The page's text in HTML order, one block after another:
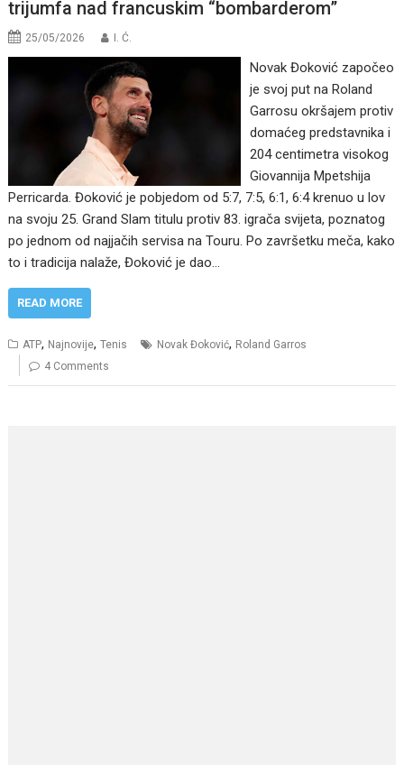
trijumfa nad francuskim “bombarderom”
25/05/2026 I. Ć.
Novak Đoković započeo
je svoj put na Roland
Garrosu okršajem protiv
domaćeg predstavnika i
204 centimetra visokog
Giovannija Mpetshija
Perricarda. Đoković je pobjedom od 5:7, 7:5, 6:1, 6:4 krenuo u lov
na svoju 25. Grand Slam titulu protiv 83. igrača svijeta, poznatog
po jednom od najjačih servisa na Touru. Po završetku meča, kako
to i tradicija nalaže, Đoković je dao…
READ MORE
ATP, Najnovije,Tenis Novak Đoković, Roland Garros
4 Comments